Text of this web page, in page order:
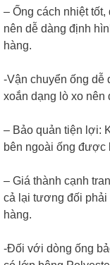
– Ống cách nhiệt
nên dễ dàng định
hàng.
-Vận chuyển ống dễ
xoắn dạng lò xo nên
– Bảo quản tiện lợi:
bên ngoài ống được
– Giá thành cạnh
cả lại tương đối phải
hàng.
-Đối với dòng ống